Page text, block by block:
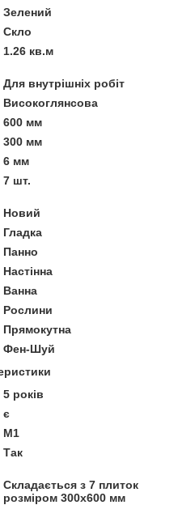
Зелений
Скло
1.26 кв.м
Для внутрішніх робіт
Високоглянсова
600 мм
300 мм
6 мм
7 шт.
Новий
Гладка
Панно
Настінна
Ванна
Рослини
Прямокутна
Фен-Шуй
5 років
є
М1
Так
Складається з 7 плиток
розміром 300х600 мм